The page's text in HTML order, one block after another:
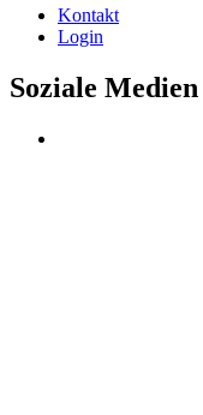
Kontakt
Login
Soziale Medien